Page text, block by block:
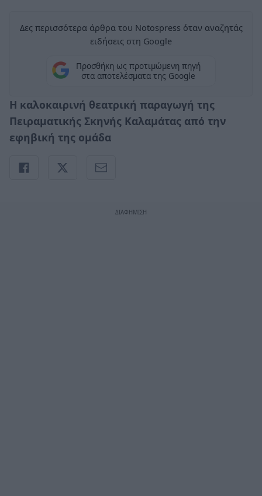
Δες περισσότερα άρθρα του Notospress όταν αναζητάς
ειδήσεις στη Google
Προσθήκη ως προτιμώμενη πηγή
στα αποτελέσματα της Google
Η καλοκαιρινή θεατρική παραγωγή της
Πειραματικής Σκηνής Καλαμάτας από την
εφηβική της ομάδα